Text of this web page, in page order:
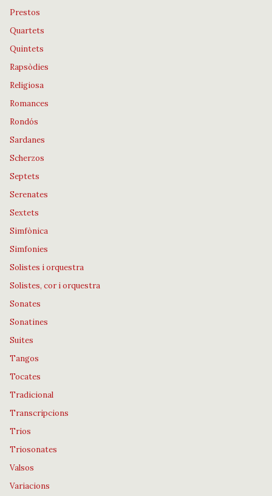
Prestos
Quartets
Quintets
Rapsòdies
Religiosa
Romances
Rondós
Sardanes
Scherzos
Septets
Serenates
Sextets
Simfònica
Simfonies
Solistes i orquestra
Solistes, cor i orquestra
Sonates
Sonatines
Suites
Tangos
Tocates
Tradicional
Transcripcions
Trios
Triosonates
Valsos
Variacions